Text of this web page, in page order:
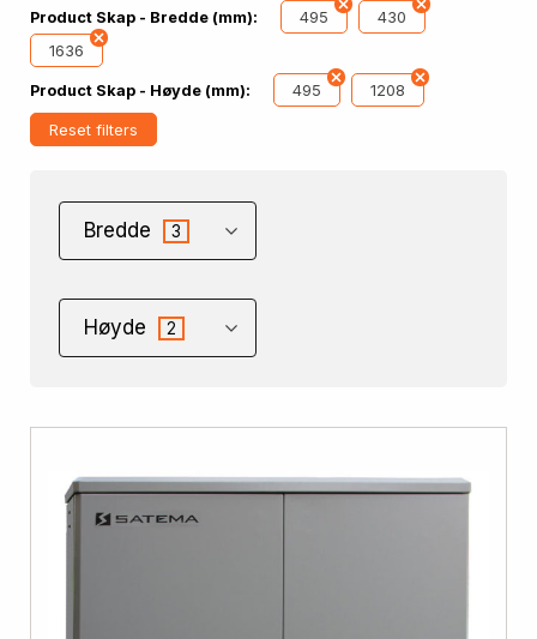
Product Skap - Bredde (mm): 495
430
1636
Product Skap - Høyde (mm): 495 1208
Reset filters
Bredde 3
Høyde 2